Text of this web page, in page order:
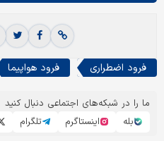
فرود اضطراری فرود هواپیما
ما را در شبکه‌های اجتماعی دنبال کنید
بله
اینستاگرم تلگرام